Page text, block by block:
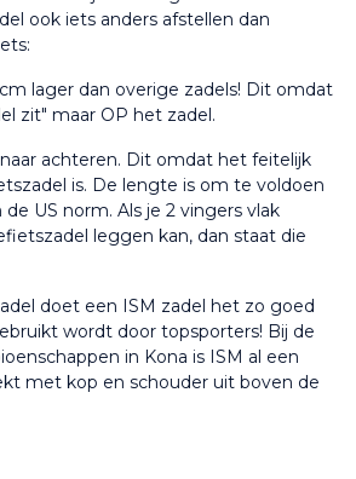
ook iets anders afstellen dan
lager dan overige zadels! Dit omdat
zit" maar OP het zadel.
achteren. Dit omdat het feitelijk
is. De lengte is om te voldoen
US norm. Als je 2 vingers vlak
leggen kan, dan staat die
doet een ISM zadel het zo goed
wordt door topsporters! Bij de
in Kona is ISM al een
met kop en schouder uit boven de